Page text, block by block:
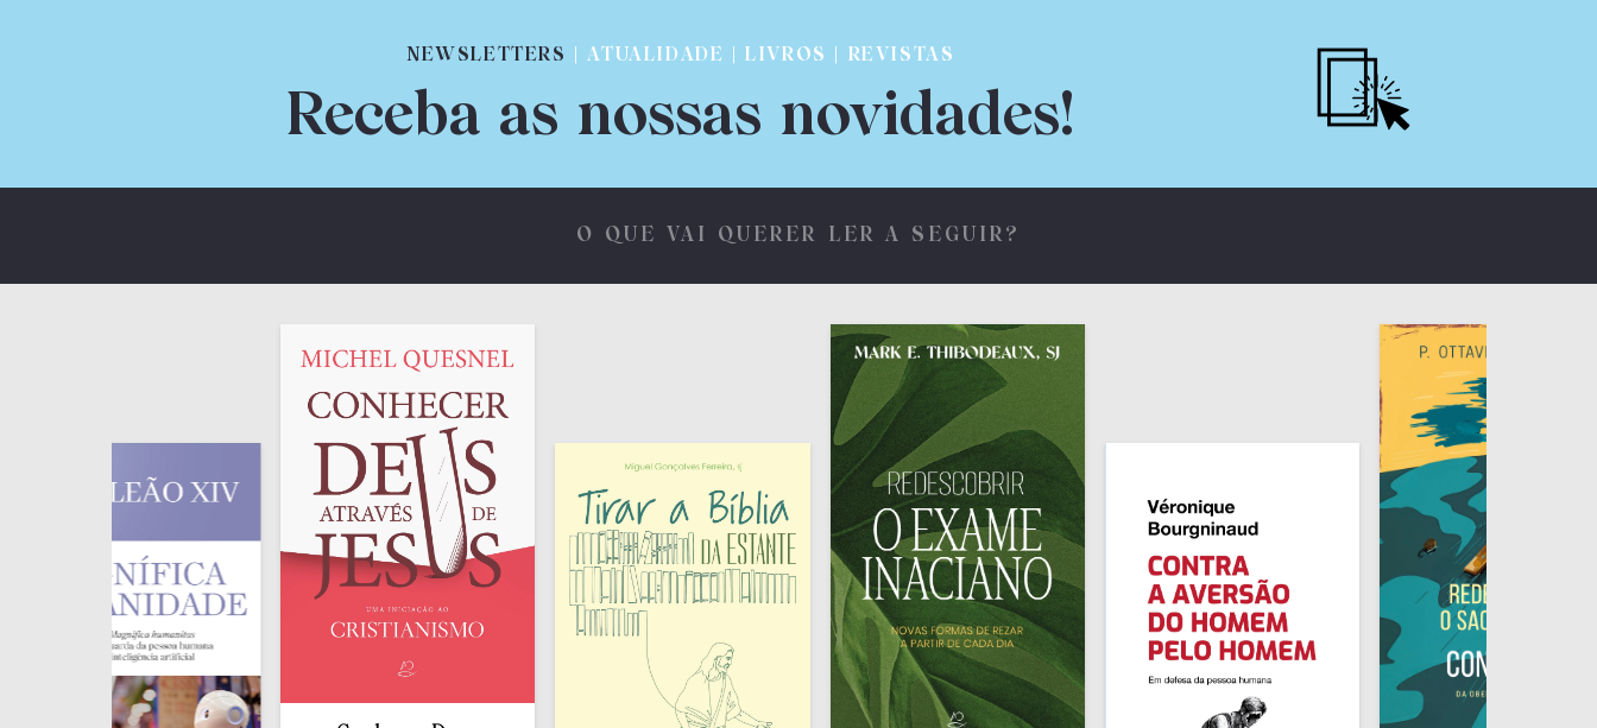
NEWSLETTERS | ATUALIDADE | LIVROS | REVISTAS
Receba as nossas novidades!
O QUE VAI QUERER LER A SEGUIR?